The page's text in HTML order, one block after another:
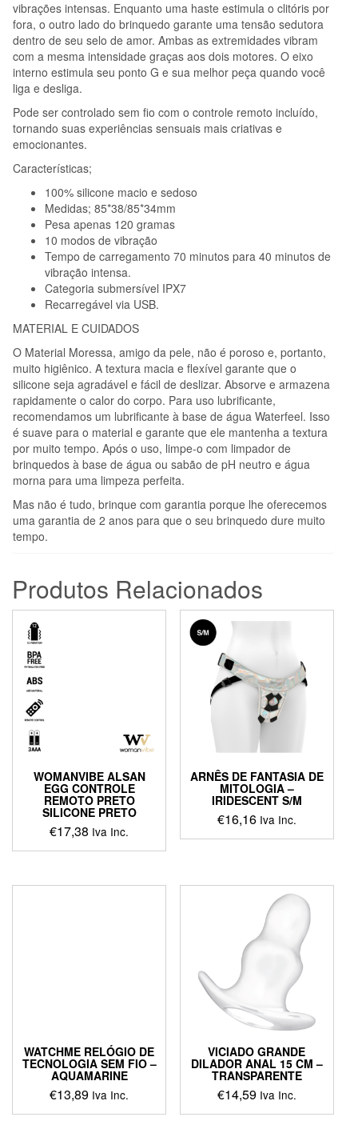
vibrações intensas. Enquanto uma haste estimula o clitóris por
fora, o outro lado do brinquedo garante uma tensão sedutora
dentro de seu selo de amor. Ambas as extremidades vibram
com a mesma intensidade graças aos dois motores. O eixo
interno estimula seu ponto G e sua melhor peça quando você
liga e desliga.
Pode ser controlado sem fio com o controle remoto incluído,
tornando suas experiências sensuais mais criativas e
emocionantes.
Características;
100% silicone macio e sedoso
Medidas; 85*38/85*34mm
Pesa apenas 120 gramas
10 modos de vibração
Tempo de carregamento 70 minutos para 40 minutos de
vibração intensa.
Categoria submersível IPX7
Recarregável via USB.
MATERIAL E CUIDADOS
O Material Moressa, amigo da pele, não é poroso e, portanto,
muito higiênico. A textura macia e flexível garante que o
silicone seja agradável e fácil de deslizar. Absorve e armazena
rapidamente o calor do corpo. Para uso lubrificante,
recomendamos um lubrificante à base de água Waterfeel. Isso
é suave para o material e garante que ele mantenha a textura
por muito tempo. Após o uso, limpe-o com limpador de
brinquedos à base de água ou sabão de pH neutro e água
morna para uma limpeza perfeita.
Mas não é tudo, brinque com garantia porque lhe oferecemos
uma garantia de 2 anos para que o seu brinquedo dure muito
tempo.
Produtos Relacionados
WOMANVIBE ALSAN
EGG CONTROLE
REMOTO PRETO
SILICONE PRETO
€17,38 Iva Inc.
ARNÊS DE FANTASIA DE
MITOLOGIA –
IRIDESCENT S/M
€16,16 Iva Inc.
WATCHME RELÓGIO DE
TECNOLOGIA SEM FIO –
AQUAMARINE
€13,89 Iva Inc.
VICIADO GRANDE
DILADOR ANAL 15 CM –
TRANSPARENTE
€14,59 Iva Inc.